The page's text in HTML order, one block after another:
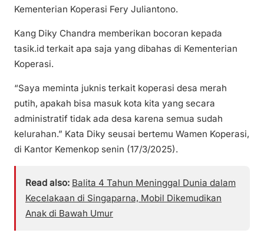
Kementerian Koperasi Fery Juliantono.
Kang Diky Chandra memberikan bocoran kepada
tasik.id terkait apa saja yang dibahas di Kementerian
Koperasi.
“Saya meminta juknis terkait koperasi desa merah
putih, apakah bisa masuk kota kita yang secara
administratif tidak ada desa karena semua sudah
kelurahan.” Kata Diky seusai bertemu Wamen Koperasi,
di Kantor Kemenkop senin (17/3/2025).
Read also: Balita 4 Tahun Meninggal Dunia dalam
Kecelakaan di Singaparna, Mobil Dikemudikan
Anak di Bawah Umur